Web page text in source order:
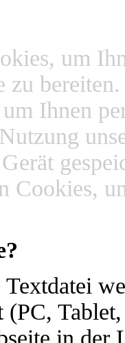
um
zu
Ihnen
Cookies,
(PC,
in der